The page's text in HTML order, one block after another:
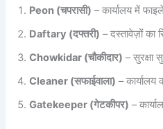
Peon (चपरासी) – कार्यालय में
Daftary (दफ्तरी) – दस्तावेज़ों का
Chowkidar (चौकीदार) – सुरक्षा
Cleaner (सफाईवाला) –
Gatekeeper (गेटकीपर) –